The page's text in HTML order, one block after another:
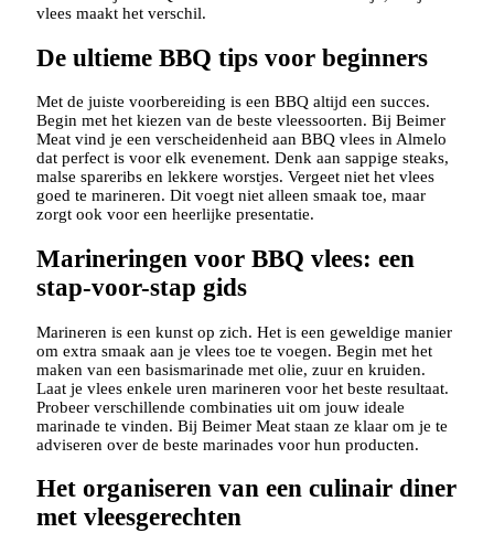
vlees maakt het verschil.
De ultieme BBQ tips voor beginners
Met de juiste voorbereiding is een BBQ altijd een succes.
Begin met het kiezen van de beste vleessoorten. Bij Beimer
Meat vind je een verscheidenheid aan BBQ vlees in Almelo
dat perfect is voor elk evenement. Denk aan sappige steaks,
malse spareribs en lekkere worstjes. Vergeet niet het vlees
goed te marineren. Dit voegt niet alleen smaak toe, maar
zorgt ook voor een heerlijke presentatie.
Marineringen voor BBQ vlees: een
stap-voor-stap gids
Marineren is een kunst op zich. Het is een geweldige manier
om extra smaak aan je vlees toe te voegen. Begin met het
maken van een basismarinade met olie, zuur en kruiden.
Laat je vlees enkele uren marineren voor het beste resultaat.
Probeer verschillende combinaties uit om jouw ideale
marinade te vinden. Bij Beimer Meat staan ze klaar om je te
adviseren over de beste marinades voor hun producten.
Het organiseren van een culinair diner
met vleesgerechten